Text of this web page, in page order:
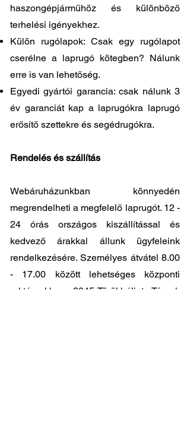
haszongépjárműhöz és különböző
terhelési igényekhez.
Külön rugólapok: Csak egy rugólapot
cserélne a laprugó kötegben? Nálunk
erre is van lehetőség.
Egyedi gyártói garancia: csak nálunk 3
év garanciát kap a laprugókra laprugó
erősítő szettekre és segédrugókra.
Rendelés és szállítás
Webáruházunkban könnyedén
megrendelheti a megfelelő laprugót. 12 -
24 órás országos kiszállítással és
kedvező árakkal állunk ügyfeleink
rendelkezésére. Személyes átvátel 8.00
- 17.00 között lehetséges központi
raktárunkban: 2045-Törökbálint, Tópark